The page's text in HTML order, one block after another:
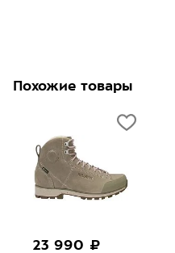
Похожие товары
23 990 ₽